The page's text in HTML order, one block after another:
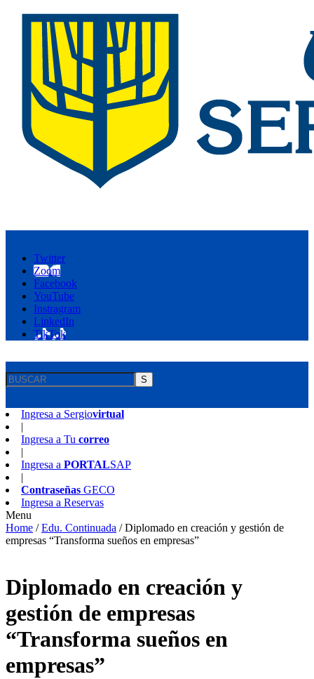
Twitter
Zoom
Facebook
YouTube
Instragram
LinkedIn
TikTok
S
Ingresa a Sergiovirtual
|
Ingresa a Tu correo
|
Ingresa a PORTALSAP
|
Contraseñas GECO
Ingresa a Reservas
Menu
Home /Edu. Continuada /Diplomado en creación y gestión de
empresas “Transforma sueños en empresas”
Diplomado en creación y
gestión de empresas
“Transforma sueños en
empresas”